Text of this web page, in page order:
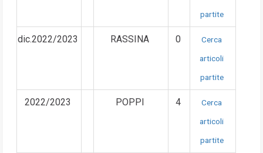
partite
dic.2022/2023 RASSINA 0
Cerca
articoli
partite
2022/2023 POPPI 4
Cerca
articoli
partite